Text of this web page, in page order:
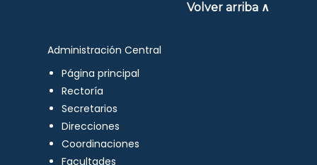
Volver arriba ∧
Administración Central
Página principal
Rectoría
Secretarios
Direcciones
Coordinaciones
Facultades